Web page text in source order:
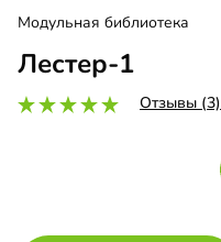
Модульная библиотека
Лестер-1
Отзывы (3)